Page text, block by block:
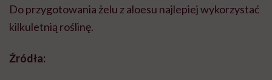
Do przygotowania żelu z aloesu najlepiej wykorzystać
kilkuletnią roślinę.
Źródła: